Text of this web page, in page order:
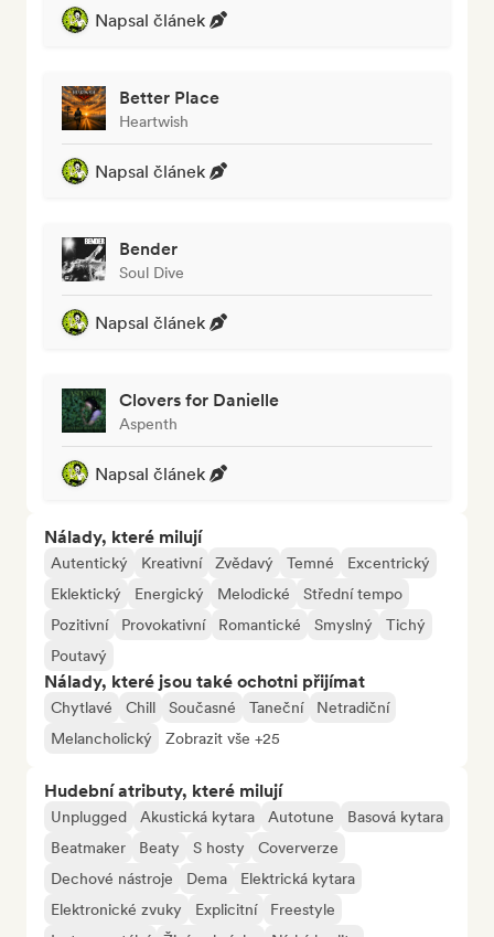
Napsal článek
Better Place
Heartwish
Napsal článek
Bender
Soul Dive
Napsal článek
Clovers for Danielle
Aspenth
Napsal článek
Nálady, které milují
Autentický Kreativní Zvědavý Temné
Excentrický
Eklektický
Energický Melodické
Střední tempo
Pozitivní
Provokativní Romantické Smyslný
Tichý
Poutavý
Nálady, které jsou také ochotni přijímat
Chytlavé Chill Současné Taneční
Netradiční
Melancholický
Zobrazit vše +25
Hudební atributy, které milují
Unplugged Akustická kytara Autotune
Basová kytara
Beatmaker
Beaty S hosty
Coververze
Dechové nástroje
Dema
Elektrická kytara
Elektronické zvuky
Explicitní
Freestyle